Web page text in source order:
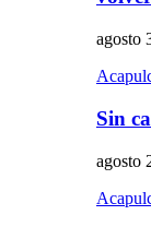
agosto
Sin
agosto